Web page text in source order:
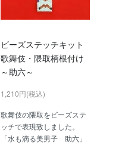
ビーズステッチキット
歌舞伎・隈取柄根付け
～助六～
1,210円(税込)
歌舞伎の隈取をビーズステ
ッチで表現致しました。
「水も滴る美男子 助六」